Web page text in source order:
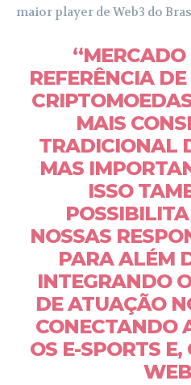
maior player de Web3 do
REFERÊNCIA
MAIS
TRADICIONAL
MAS
ISSO
NOSSAS
PARA ALÉM
INTEGRANDO
DE ATUAÇÃO
CONECTANDO
OS E-SPORTS